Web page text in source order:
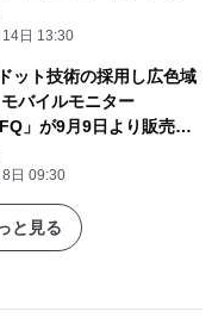
発売！！
日 13:30
ット技術の採用し広色域
バイルモニター
」が9月9日より販売開
バースタンド＆レザー
日 09:30
と見る